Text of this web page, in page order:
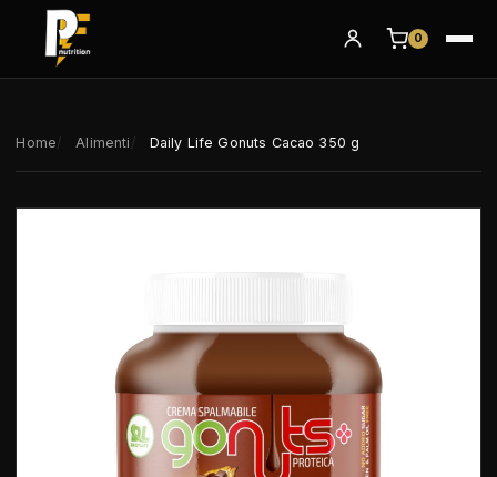
0
Home Alimenti Daily Life Gonuts Cacao 350 g